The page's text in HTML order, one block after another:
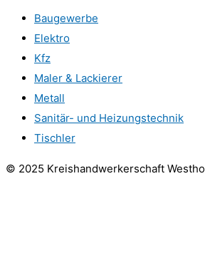
Baugewerbe
Elektro
Kfz
Maler & Lackierer
Metall
Sanitär- und Heizungstechnik
Tischler
© 2025 Kreishandwerkerschaft